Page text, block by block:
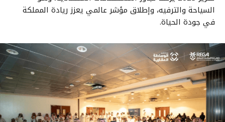
السياحة والترفيه، وإطلاق مؤشر عالمي يعزز ريادة المملكة
في جودة الحياة.